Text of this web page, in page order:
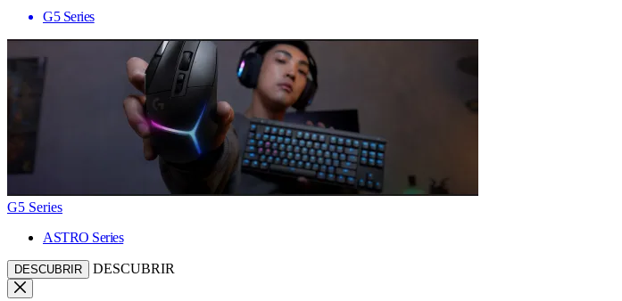
G5 Series
G5 Series
ASTRO Series
DESCUBRIR DESCUBRIR